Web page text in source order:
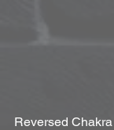
Reversed